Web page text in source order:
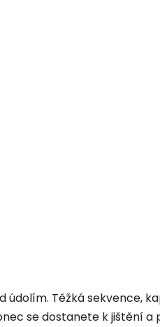
údolím. Těžká sekvence,
se dostanete k jištění a